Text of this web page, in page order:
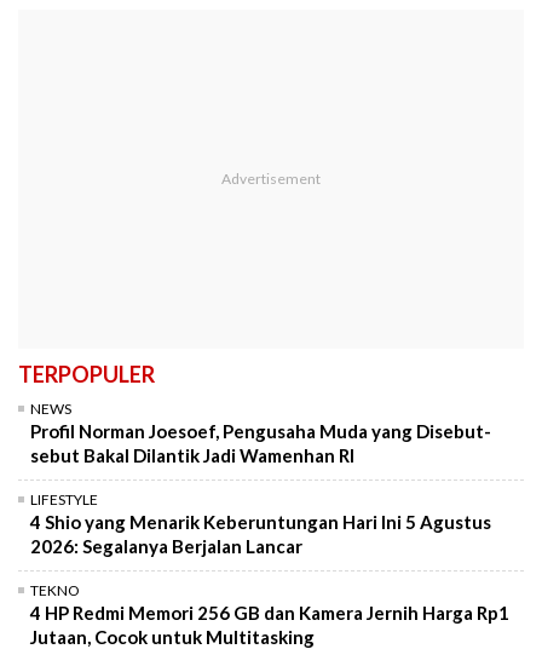
TERPOPULER
NEWS
Profil Norman Joesoef, Pengusaha Muda yang Disebut-
sebut Bakal Dilantik Jadi Wamenhan RI
LIFESTYLE
4 Shio yang Menarik Keberuntungan Hari Ini 5 Agustus
2026: Segalanya Berjalan Lancar
TEKNO
4 HP Redmi Memori 256 GB dan Kamera Jernih Harga Rp1
Jutaan, Cocok untuk Multitasking